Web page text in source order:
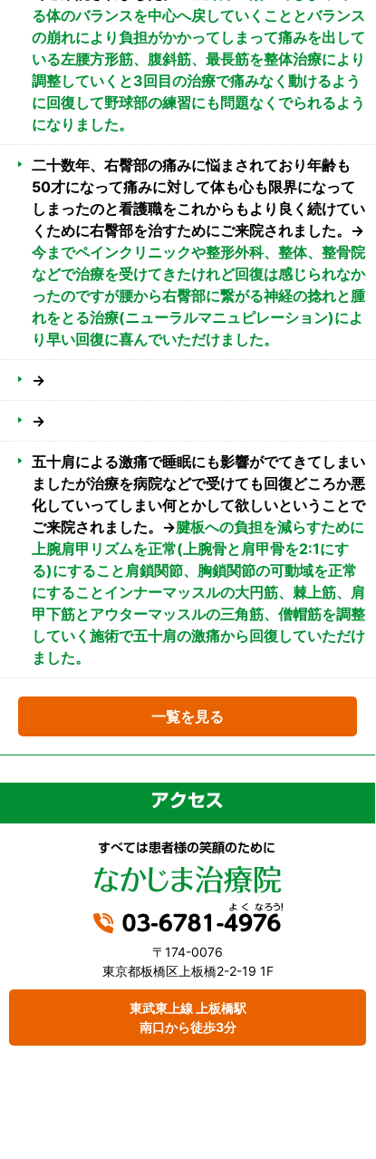
る体のバランスを中心へ戻していくこととバランス
の崩れにより負担がかかってしまって痛みを出して
いる左腰方形筋、腹斜筋、最長筋を整体治療により
調整していくと3回目の治療で痛みなく動けるよう
に回復して野球部の練習にも問題なくでられるよう
になりました。
二十数年、右臀部の痛みに悩まされており年齢も
50才になって痛みに対して体も心も限界になって
しまったのと看護職をこれからもより良く続けてい
くために右臀部を治すためにご来院されました。→
今までペインクリニックや整形外科、整体、整骨院
などで治療を受けてきたけれど回復は感じられなか
ったのですが腰から右臀部に繋がる神経の捻れと腫
れをとる治療(ニューラルマニュピレーション)によ
り早い回復に喜んでいただけました。
→
→
五十肩による激痛で睡眠にも影響がでてきてしまい
ましたが治療を病院などで受けても回復どころか悪
化していってしまい何とかして欲しいということで
ご来院されました。→腱板への負担を減らすために
上腕肩甲リズムを正常(上腕骨と肩甲骨を2:1にす
る)にすること肩鎖関節、胸鎖関節の可動域を正常
にすることインナーマッスルの大円筋、棘上筋、肩
甲下筋とアウターマッスルの三角筋、僧帽筋を調整
していく施術で五十肩の激痛から回復していただけ
ました。
一覧を見る
〒174-0076
東京都板橋区上板橋2-2-19 1F
東武東上線 上板橋駅
南口から徒歩3分